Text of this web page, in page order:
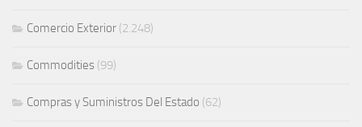
Comercio Exterior (2.248)
Commodities (99)
Compras y Suministros Del Estado (62)